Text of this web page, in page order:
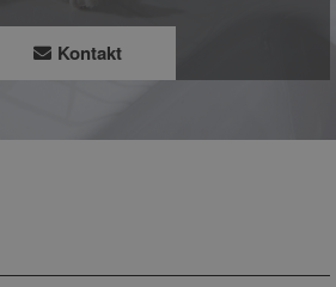
Kontakt